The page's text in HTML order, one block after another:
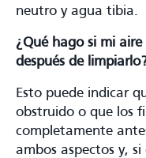
neutro y agua tibia.
¿Qué hago si mi
después de
Esto puede indicar
obstruido o que los
completamente
ambos aspectos y,